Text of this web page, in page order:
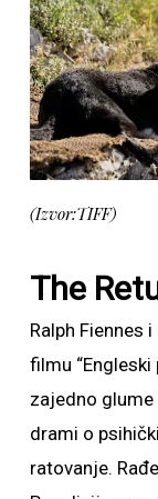
(Izvor:TIFF)
The
Ralph Fiennes
filmu
zajedno glume
drami o
ratovanje.